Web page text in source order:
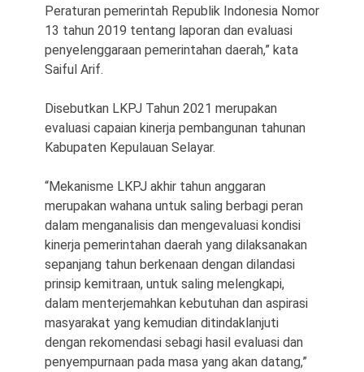
Peraturan pemerintah Republik Indonesia Nomor
13 tahun 2019 tentang laporan dan evaluasi
penyelenggaraan pemerintahan daerah,” kata
Saiful Arif.
Disebutkan LKPJ Tahun 2021 merupakan
evaluasi capaian kinerja pembangunan tahunan
Kabupaten Kepulauan Selayar.
“Mekanisme LKPJ akhir tahun anggaran
merupakan wahana untuk saling berbagi peran
dalam menganalisis dan mengevaluasi kondisi
kinerja pemerintahan daerah yang dilaksanakan
sepanjang tahun berkenaan dengan dilandasi
prinsip kemitraan, untuk saling melengkapi,
dalam menterjemahkan kebutuhan dan aspirasi
masyarakat yang kemudian ditindaklanjuti
dengan rekomendasi sebagi hasil evaluasi dan
penyempurnaan pada masa yang akan datang,”